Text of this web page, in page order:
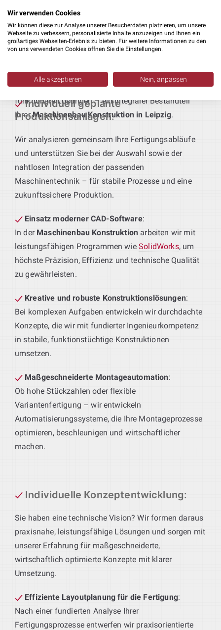
Fertigungsabläufe und Qualitätsstandards
abgestimmt sind.
Technik für maßgeschneiderte Produktionslinien:
Anlagentechnik. Von der Vorfertigung bis zur
Endmontage entstehen bei uns durchgängige,
funktionale Lösungen – ein integraler Bestandteil
IhrerMaschinenbau Konstruktion in Leipzig.
Individuell geplante
Produktionsanlagen:
Wir analysieren gemeinsam Ihre Fertigungsabläufe
und unterstützen Sie bei der Auswahl sowie der
nahtlosen Integration der passenden
Maschinentechnik – für stabile Prozesse und eine
zukunftssichere Produktion.
Einsatz moderner CAD-Software:
In der Maschinenbau Konstruktion arbeiten wir mit
leistungsfähigen Programmen wieSolidWorks, um
höchste Präzision, Effizienz und technische Qualität
zu gewährleisten.
Kreative und robuste Konstruktionslösungen:
Bei komplexen Aufgaben entwickeln wir durchdachte
Konzepte, die wir mit fundierter Ingenieurkompetenz
in stabile, funktionstüchtige Konstruktionen
umsetzen.
Maßgeschneiderte Montageautomation:
Ob hohe Stückzahlen oder flexible
Variantenfertigung – wir entwickeln
Automatisierungssysteme, die Ihre Montageprozesse
optimieren, beschleunigen und wirtschaftlicher
machen.
Individuelle Konzeptentwicklung:
Sie haben eine technische Vision? Wir formen daraus
praxisnahe, leistungsfähige Lösungen und sorgen mit
unserer Erfahrung für maßgeschneiderte,
wirtschaftlich optimierte Konzepte mit klarer
Umsetzung.
Effiziente Layoutplanung für die Fertigung:
Nach einer fundierten Analyse Ihrer
Fertigungsprozesse entwerfen wir praxisorientierte
Wir verwenden Cookies
Wir können diese zur Analyse unserer Besucherdaten platzieren, um unsere
Webseite zu verbessern, personalisierte Inhalte anzuzeigen und Ihnen ein
großartiges Webseiten-Erlebnis zu bieten. Für weitere Informationen zu den
von uns verwendeten Cookies öffnen Sie die Einstellungen.
Alle akzeptieren Nein, anpassen